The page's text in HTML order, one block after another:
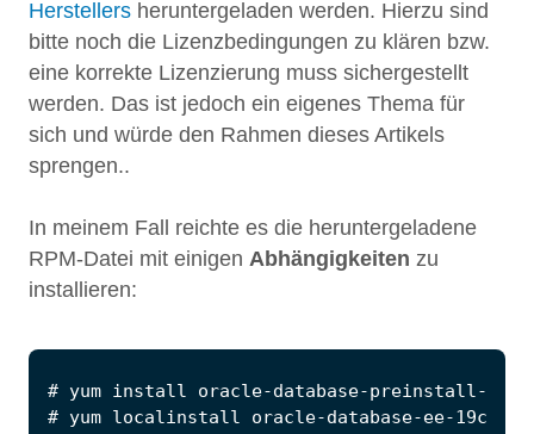
Herstellers heruntergeladen werden. Hierzu sind
bitte noch die Lizenzbedingungen zu klären bzw.
eine korrekte Lizenzierung muss sichergestellt
werden. Das ist jedoch ein eigenes Thema für
sich und würde den Rahmen dieses Artikels
sprengen..
In meinem Fall reichte es die heruntergeladene
RPM-Datei mit einigen Abhängigkeiten zu
installieren: